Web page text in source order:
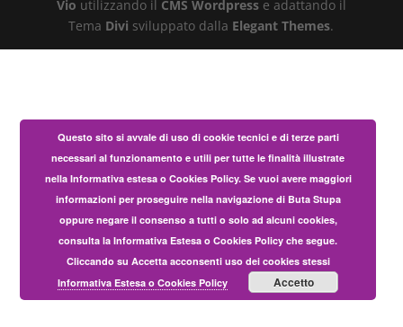
Vio utilizzando il CMS Wordpresse adattando il
Tema Divi sviluppato dalla Elegant Themes.
Questo sito si avvale di uso di cookie tecnici e di terze parti
necessari al funzionamento e utili per tutte le finalità illustrate
nella Informativa estesa o Cookies Policy. Se vuoi avere maggiori
informazioni per proseguire nella navigazione di Buta Stupa
oppure negare il consenso a tutti o solo ad alcuni cookies,
consulta la Informativa Estesa o Cookies Policy che segue.
Cliccando su Accetta acconsenti uso dei cookies stessi
Informativa Estesa o Cookies Policy
Accetto